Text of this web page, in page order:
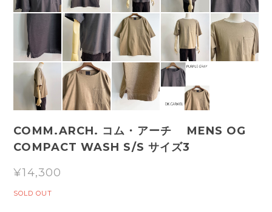
COMM.ARCH. コム・アーチ MENS OG
COMPACT WASH S/S サイズ3
¥14,300
SOLD OUT